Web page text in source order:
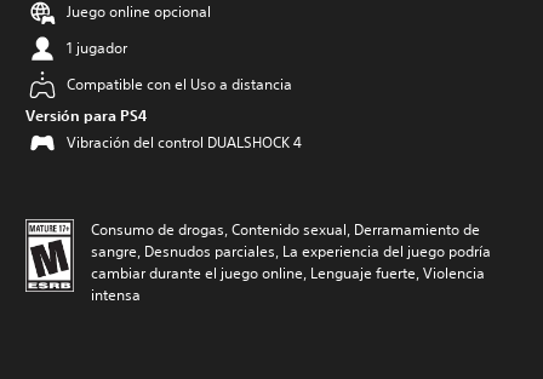
Juego online opcional
1 jugador
Compatible con el Uso a distancia
Versión para PS4
Vibración del control DUALSHOCK 4
Consumo de drogas, Contenido sexual, Derramamiento de
sangre, Desnudos parciales, La experiencia del juego podría
cambiar durante el juego online, Lenguaje fuerte, Violencia
intensa